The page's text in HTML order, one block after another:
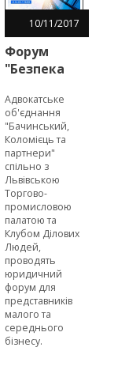
10/11/2017
Форум
"Безпека
Адвокатське
об'єднання
"Бачинський,
Коломієць та
партнери"
спільно з
Львівською
Торгово-
промисловою
палатою та
Клубом Ділових
Людей,
проводять
юридичний
форум для
представників
малого та
середнього
бізнесу.